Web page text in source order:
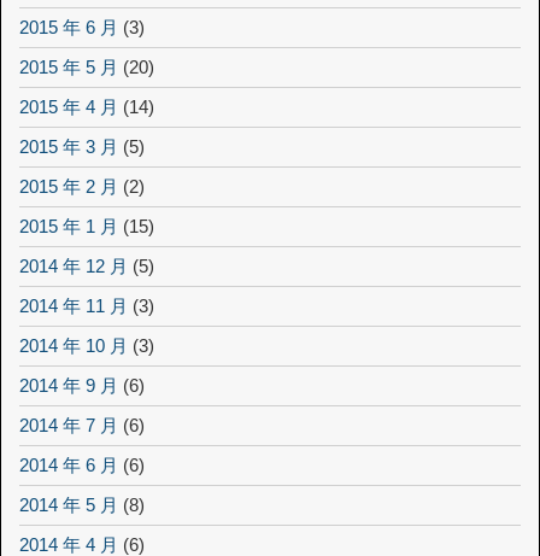
2015 年 6 月 (3)
2015 年 5 月 (20)
2015 年 4 月 (14)
2015 年 3 月 (5)
2015 年 2 月 (2)
2015 年 1 月 (15)
2014 年 12 月 (5)
2014 年 11 月 (3)
2014 年 10 月 (3)
2014 年 9 月 (6)
2014 年 7 月 (6)
2014 年 6 月 (6)
2014 年 5 月 (8)
2014 年 4 月 (6)